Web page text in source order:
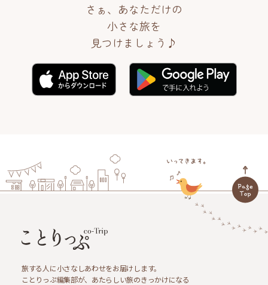
さぁ、あなただけの
小さな旅を
見つけましょう♪
旅する人に小さなしあわせをお届けします。
ことりっぷ編集部が、あたらしい旅のきっかけになる